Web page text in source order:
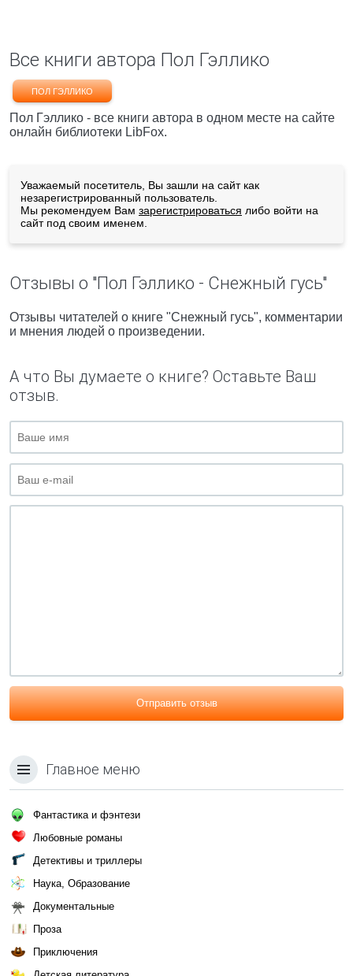
Все книги автора Пол Гэллико
ПОЛ ГЭЛЛИКО
Пол Гэллико - все книги автора в одном месте на сайте
онлайн библиотеки LibFox.
Уважаемый посетитель, Вы зашли на сайт как
незарегистрированный пользователь.
Мы рекомендуем Вам зарегистрироваться либо войти на
сайт под своим именем.
Отзывы о "Пол Гэллико - Снежный гусь"
Отзывы читателей о книге "Снежный гусь", комментарии
и мнения людей о произведении.
А что Вы думаете о книге? Оставьте Ваш
отзыв.
Отправить отзыв
Главное меню
Фантастика и фэнтези
Любовные романы
Детективы и триллеры
Наука, Образование
Документальные
Проза
Приключения